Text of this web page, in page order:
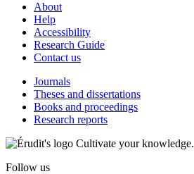
About
Help
Accessibility
Research Guide
Contact us
Journals
Theses and dissertations
Books and proceedings
Research reports
Cultivate your knowledge.
Follow us